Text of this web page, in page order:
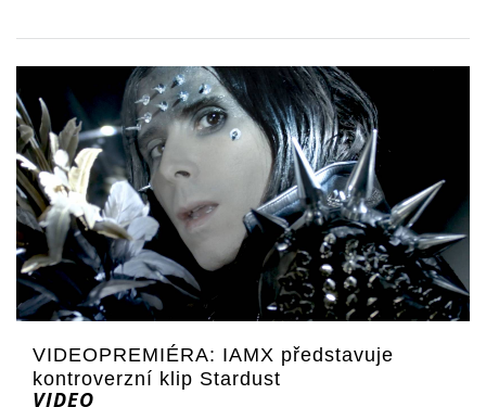
VIDEOPREMIÉRA: IAMX představuje
kontroverzní klip Stardust
VIDEO